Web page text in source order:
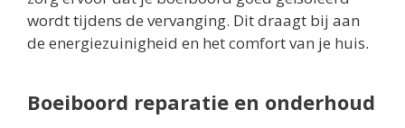
wordt tijdens de vervanging. Dit draagt bij aan
de energiezuinigheid en het comfort van je huis.
Boeiboord reparatie en onderhoud